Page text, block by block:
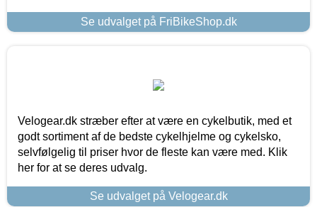
Se udvalget på FriBikeShop.dk
Velogear.dk stræber efter at være en cykelbutik, med et
godt sortiment af de bedste cykelhjelme og cykelsko,
selvfølgelig til priser hvor de fleste kan være med. Klik
her for at se deres udvalg.
Se udvalget på Velogear.dk